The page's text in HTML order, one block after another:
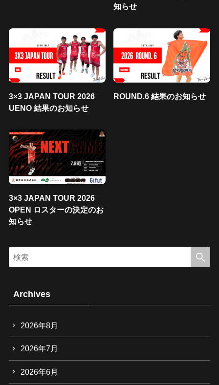
知らせ
3×3 JAPAN TOUR 2026
UENO 結果のお知らせ
ROUND.6 結果のお知らせ
3×3 JAPAN TOUR 2026
OPEN ロスターの決定のお
知らせ
Archives
2026年8月
2026年7月
2026年6月